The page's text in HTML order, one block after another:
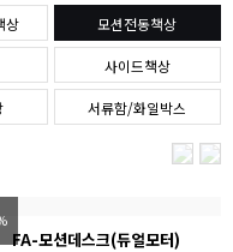
상 모션전동책상
사이드책상
서류함/화일박스
FA-모션데스크(듀얼모터)